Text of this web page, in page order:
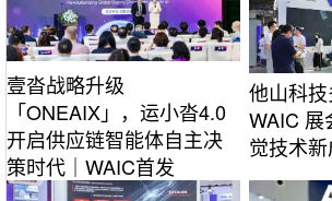
壹沓战略升级
「ONEAIX」，运小沓4.0
开启供应链智能体自主决
策时代｜WAIC首发
他山科
WAIC 展
觉技术